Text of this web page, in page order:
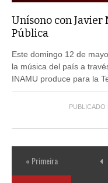
Unísono con
Pública
Este domingo 12 de
la música del país a
INAMU produce para la
PUBLICADO
« Primeira